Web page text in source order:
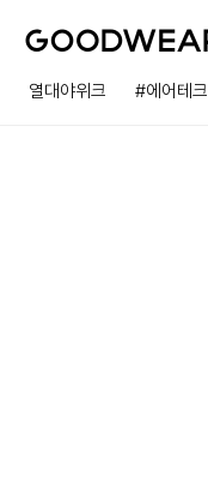
열대야위크 #에어테크